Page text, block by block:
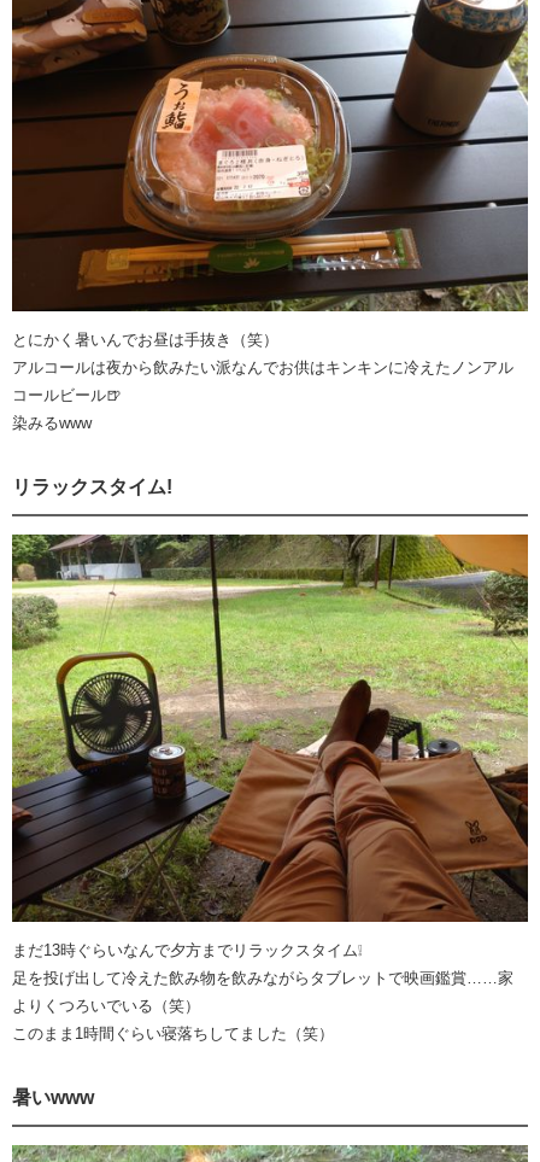
とにかく暑いんでお昼は手抜き（笑）
アルコールは夜から飲みたい派なんでお供はキンキンに冷えたノンアル
コールビール🍺
染みるwww
リラックスタイム!
まだ13時ぐらいなんで夕方までリラックスタイム❕
足を投げ出して冷えた飲み物を飲みながらタブレットで映画鑑賞……家
よりくつろいでいる（笑）
このまま1時間ぐらい寝落ちしてました（笑）
暑いwww